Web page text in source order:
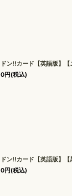
ドン!!カード【英語版】【
0円(税込)
ドン!!カード【英語版】【
0円(税込)